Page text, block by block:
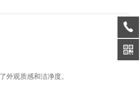
外观质感和洁净度。